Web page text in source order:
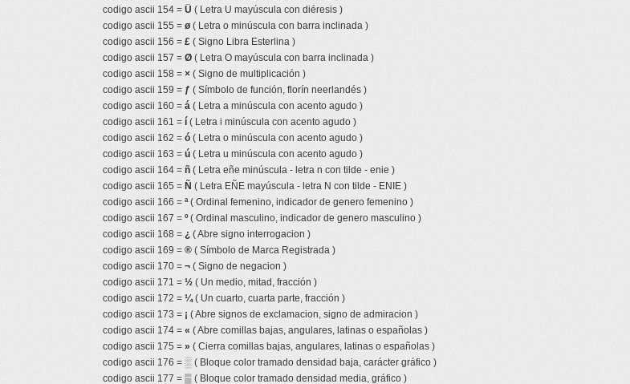
codigo ascii 154 = Ü ( Letra U mayúscula con diéresis )
codigo ascii 155 = ø ( Letra o minúscula con barra inclinada )
codigo ascii 156 = £ ( Signo Libra Esterlina )
codigo ascii 157 = Ø ( Letra O mayúscula con barra inclinada )
codigo ascii 158 = × ( Signo de multiplicación )
codigo ascii 159 = ƒ ( Símbolo de función, florín neerlandés )
codigo ascii 160 = á ( Letra a minúscula con acento agudo )
codigo ascii 161 = í ( Letra i minúscula con acento agudo )
codigo ascii 162 = ó ( Letra o minúscula con acento agudo )
codigo ascii 163 = ú ( Letra u minúscula con acento agudo )
codigo ascii 164 = ñ ( Letra eñe minúscula - letra n con tilde - enie )
codigo ascii 165 = Ñ ( Letra EÑE mayúscula - letra N con tilde - ENIE )
codigo ascii 166 = ª( Ordinal femenino, indicador de genero femenino )
codigo ascii 167 = º( Ordinal masculino, indicador de genero masculino )
codigo ascii 168 = ¿ ( Abre signo interrogacion )
codigo ascii 169 = ® ( Símbolo de Marca Registrada )
codigo ascii 170 = ¬ ( Signo de negacion )
codigo ascii 171 = ½ ( Un medio, mitad, fracción )
codigo ascii 172 = ¼( Un cuarto, cuarta parte, fracción )
codigo ascii 173 = ¡ ( Abre signos de exclamacion, signo de admiracion )
codigo ascii 174 = « ( Abre comillas bajas, angulares, latinas o españolas )
codigo ascii 175 = » ( Cierra comillas bajas, angulares, latinas o españolas )
codigo ascii 176 = ░ ( Bloque color tramado densidad baja, carácter gráfico )
codigo ascii 177 = ▒ ( Bloque color tramado densidad media, gráfico )